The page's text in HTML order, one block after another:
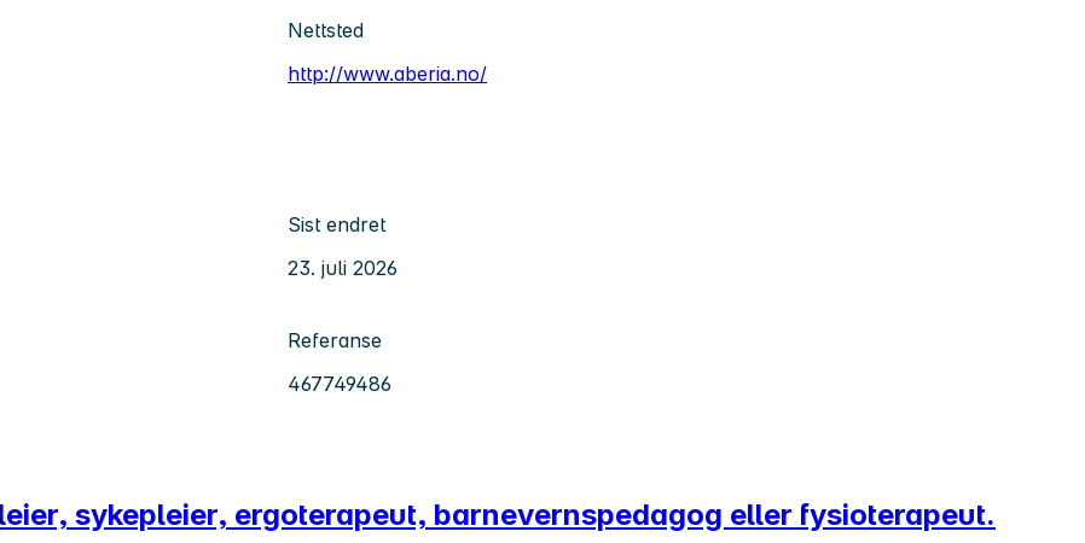
Nettsted
http://www.aberia.no/
Sist endret
23. juli 2026
Referanse
467749486
sykepleier, ergoterapeut, barnevernspedagog eller fysioterapeut.